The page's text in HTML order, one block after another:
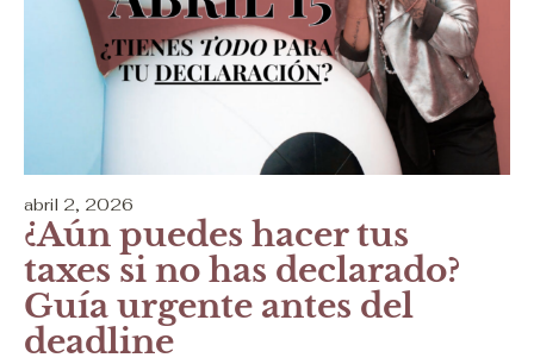
abril 2, 2026
¿Aún puedes hacer tus
taxes si no has declarado?
Guía urgente antes del
deadline